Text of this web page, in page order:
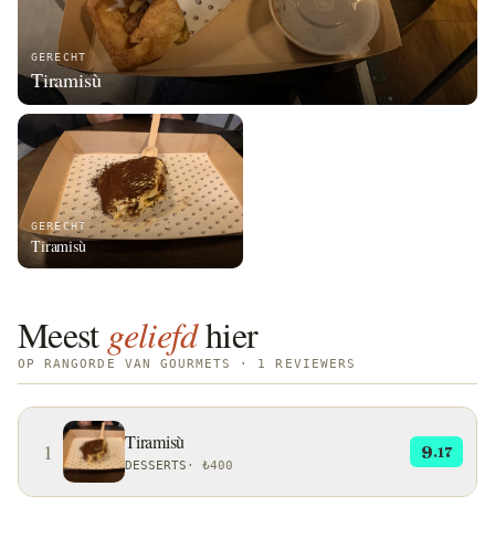
GERECHT
Tiramisù
GERECHT
Tiramisù
Meest geliefdhier
OP RANGORDE VAN GOURMETS · 1 REVIEWERS
1 Tiramisù
DESSERTS · ₺400
9.17